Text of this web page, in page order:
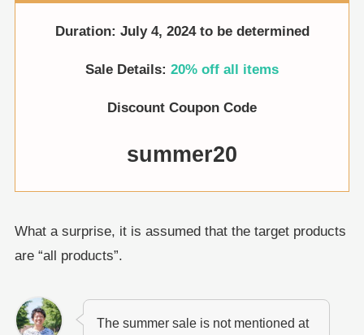
Duration: July 4, 2024 to be determined
Sale Details: 20% off all items
Discount Coupon Code
summer20
What a surprise, it is assumed that the target products
are “all products”.
The summer sale is not mentioned at